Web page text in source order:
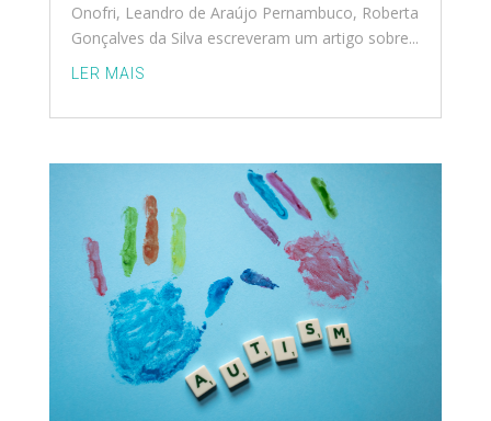
Onofri, Leandro de Araújo Pernambuco, Roberta
Gonçalves da Silva escreveram um artigo sobre...
LER MAIS